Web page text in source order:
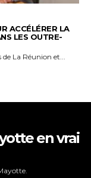
ACCÉLÉRER LA
LES OUTRE-
La Réunion et...
en vrai